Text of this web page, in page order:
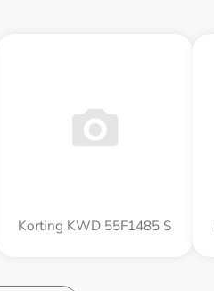
Korting KWD 55F1485 S